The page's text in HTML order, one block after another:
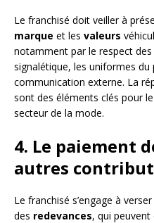
Le franchisé doit veiller à
marque et les valeurs
notamment par le respect
signalétique, les uniformes
communication externe. La
sont des éléments clés pour
secteur de la mode.
4. Le paiement
autres
Le franchisé s’engage à
des redevances, qui